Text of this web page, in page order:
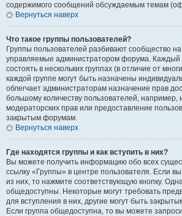
содержимого сообщений обсуждаемым темам
Вернуться наверх
Что такое группы пользователей?
Группы пользователей разбивают сообщество на
управляемые администратором форума. Каждый
состоять в нескольких группах (в отличие от
каждой группе могут быть назначены
облегчает администраторам назначение прав
большому количеству пользователей, например,
модераторских прав или предоставление
закрытым форумам.
Вернуться наверх
Где находятся группы и как вступить в них?
Вы можете получить информацию обо всех
ссылку «Группы» в центре пользователя. Если вы
из них, то нажмите соответствующую кнопку.
общедоступны. Некоторые могут требовать
для вступления в них, другие могут быть
Если группа общедоступна, то вы можете